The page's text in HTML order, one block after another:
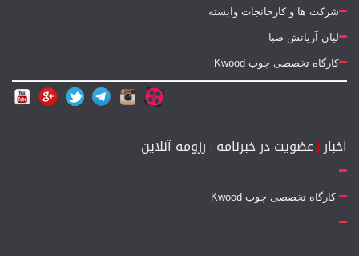
شرکت ها و کارخانجات وابسته
لیان آریاتش صبا
کارگاه تخصصی چوب Kwood
اخبار|عضویت در خبرنامه | رزومه آنلاین
کارگاه تخصصی چوب Kwood